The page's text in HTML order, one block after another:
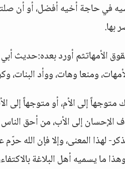
في حاجة أخيه أفضل، أو أن
بها.
ومنعا وهات، ووأد البنات،
إلى الأم، أو متوجهاً إلى
الإحسان إلى الأب، من أحق
لهذا المعنى، وإلا فإن الله
ما يسميه أهل البلاغة